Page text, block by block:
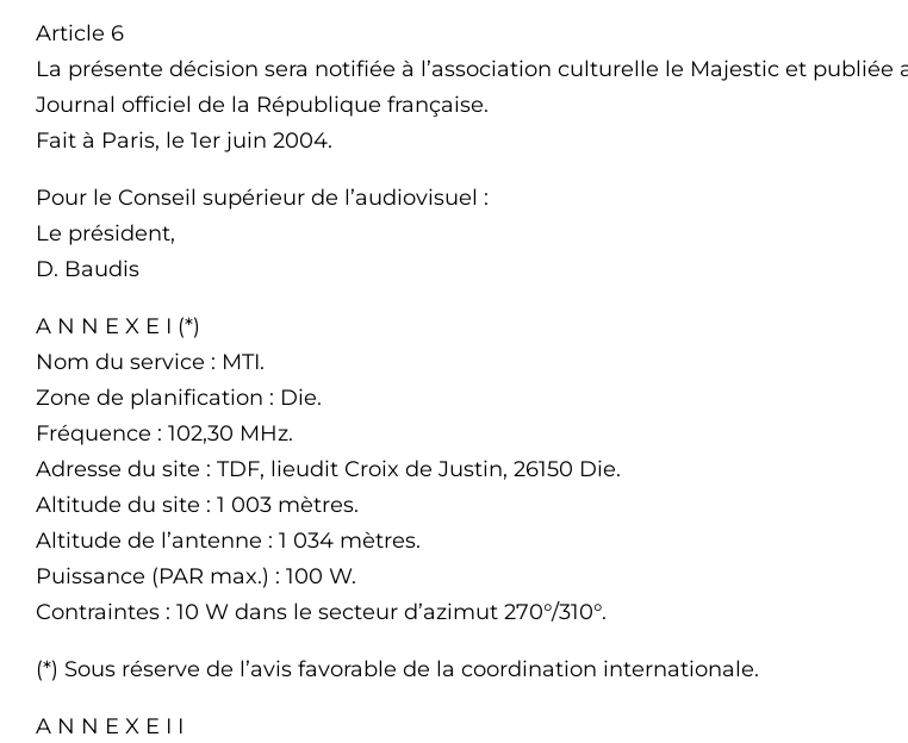
Article 6
La présente décision sera notifiée à l’association culturelle le Majestic et publiée
Journal officiel de la République française.
Fait à Paris, le 1er juin 2004.
Pour le Conseil supérieur de l’audiovisuel :
Le président,
D. Baudis
A N N E X E I (*)
Nom du service : MTI.
Zone de planification : Die.
Fréquence : 102,30 MHz.
Adresse du site : TDF, lieudit Croix de Justin, 26150 Die.
Altitude du site : 1 003 mètres.
Altitude de l’antenne : 1 034 mètres.
Puissance (PAR max.) : 100 W.
Contraintes : 10 W dans le secteur d’azimut 270°/310°.
(*) Sous réserve de l’avis favorable de la coordination internationale.
A N N E X E I I